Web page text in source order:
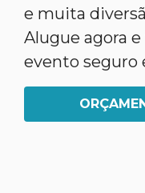
e muita
Alugue agora
evento seguro